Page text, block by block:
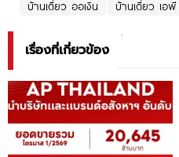
บ้านเดี่ยว ออเงิน
บ้านเดี่ยว เอพี
เรื่องที่เกี่ยวข้อง